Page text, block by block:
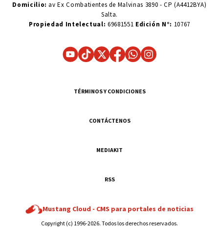
Domicilio: av Ex Combatientes de Malvinas 3890 - CP (A4412BYA)
Salta.
Propiedad Intelectual: 69681551 Edición N°: 10767
TÉRMINOS Y CONDICIONES
CONTÁCTENOS
MEDIAKIT
RSS
Mustang Cloud - CMS para portales de noticias
Copyright (c) 1996-2026. Todos los derechos reservados.